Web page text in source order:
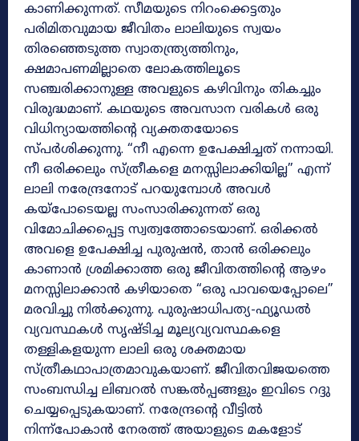
കാണിക്കുന്നത്. സീമയുടെ നിറംക്കെട്ടതും
പരിമിതവുമായ ജീവിതം ലാലിയുടെ സ്വയം
തിരഞ്ഞെടുത്ത സ്വാതന്ത്ര്യത്തിനും,
ക്ഷമാപണമില്ലാതെ ലോകത്തിലൂടെ
സഞ്ചരിക്കാനുള്ള അവളുടെ കഴിവിനും തികച്ചും
വിരുദ്ധമാണ്. കഥയുടെ അവസാന വരികൾ ഒരു
വിധിന്യായത്തിന്റെ വ്യക്തതയോടെ
സ്പർശിക്കുന്നു. “നീ എന്നെ ഉപേക്ഷിച്ചത് നന്നായി.
നീ ഒരിക്കലും സ്ത്രീകളെ മനസ്സിലാക്കിയില്ല” എന്ന്
ലാലി നരേന്ദ്രനോട് പറയുമ്പോൾ അവൾ
കയ്പോടെയല്ല സംസാരിക്കുന്നത് ഒരു
വിമോചിക്കപ്പെട്ട സ്വത്വത്തോടെയാണ്. ഒരിക്കൽ
അവളെ ഉപേക്ഷിച്ച പുരുഷൻ, താൻ ഒരിക്കലും
കാണാൻ ശ്രമിക്കാത്ത ഒരു ജീവിതത്തിന്റെ ആഴം
മനസ്സിലാക്കാൻ കഴിയാതെ “ഒരു പാവയെപ്പോലെ”
മരവിച്ചു നിൽക്കുന്നു. പുരുഷാധിപത്യ-ഫ്യൂഡൽ
വ്യവസ്ഥകൾ സൃഷ്ടിച്ച മൂല്യവ്യവസ്ഥകളെ
തള്ളികളയുന്ന ലാലി ഒരു ശക്തമായ
സ്ത്രീകഥാപാത്രമാവുകയാണ്. ജീവിതവിജയത്തെ
സംബന്ധിച്ച ലിബറൽ സങ്കൽപ്പങ്ങളും ഇവിടെ റദ്ദു
ചെയ്യപ്പെടുകയാണ്. നരേന്ദ്രന്റെ വീട്ടില്‍
നിന്ന്‌പോകാന്‍ നേരത്ത് അയാളുടെ മകളോട്